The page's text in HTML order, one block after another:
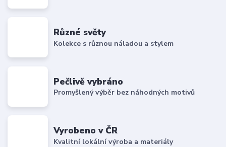
Různé světy
Kolekce s různou náladou a stylem
Pečlivě vybráno
Promyšlený výběr bez náhodných motivů
Vyrobeno v ČR
Kvalitní lokální výroba a materiály